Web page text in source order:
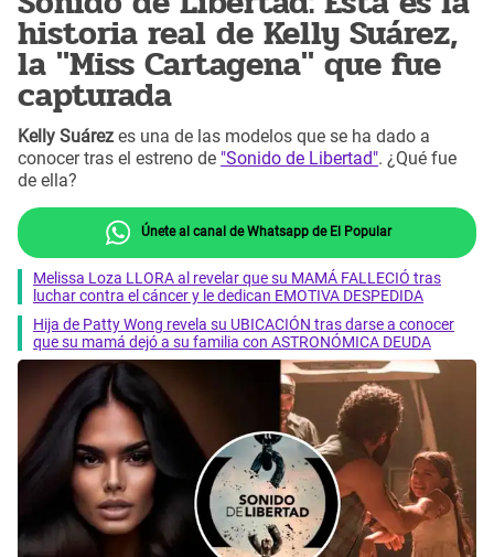
historia real de Kelly Suárez,
la "Miss Cartagena" que fue
capturada
Kelly Suárez es una de las modelos que se ha dado a
conocer tras el estreno de "Sonido de Libertad". ¿Qué fue
de ella?
Únete al canal de Whatsapp de El Popular
Melissa Loza LLORA al revelar que su MAMÁ FALLECIÓ tras
luchar contra el cáncer y le dedican EMOTIVA DESPEDIDA
Hija de Patty Wong revela su UBICACIÓN tras darse a conocer
que su mamá dejó a su familia con ASTRONÓMICA DEUDA